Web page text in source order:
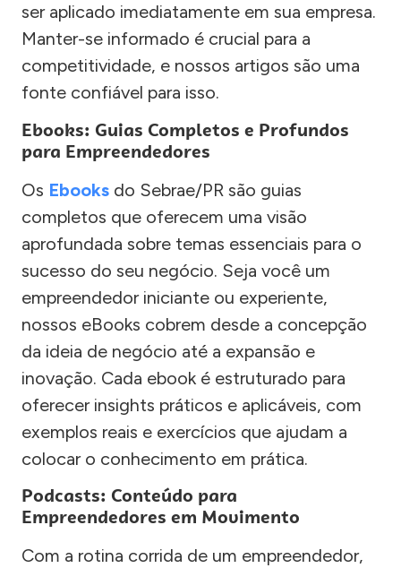
ser aplicado imediatamente em sua empresa.
Manter-se informado é crucial para a
competitividade, e nossos artigos são uma
fonte confiável para isso.
Ebooks: Guias Completos e Profundos
para Empreendedores
Os Ebooks do Sebrae/PR são guias
completos que oferecem uma visão
aprofundada sobre temas essenciais para o
sucesso do seu negócio. Seja você um
empreendedor iniciante ou experiente,
nossos eBooks cobrem desde a concepção
da ideia de negócio até a expansão e
inovação. Cada ebook é estruturado para
oferecer insights práticos e aplicáveis, com
exemplos reais e exercícios que ajudam a
colocar o conhecimento em prática.
Podcasts: Conteúdo para
Empreendedores em Movimento
Com a rotina corrida de um empreendedor,